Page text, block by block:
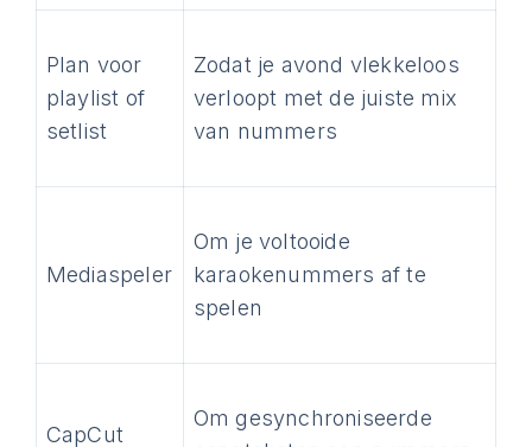
Plan voor
playlist of
setlist
Zodat je avond vlekkeloos
verloopt met de juiste mix
van nummers
Mediaspeler
Om je voltooide
karaokenummers af te
spelen
CapCut
Om gesynchroniseerde